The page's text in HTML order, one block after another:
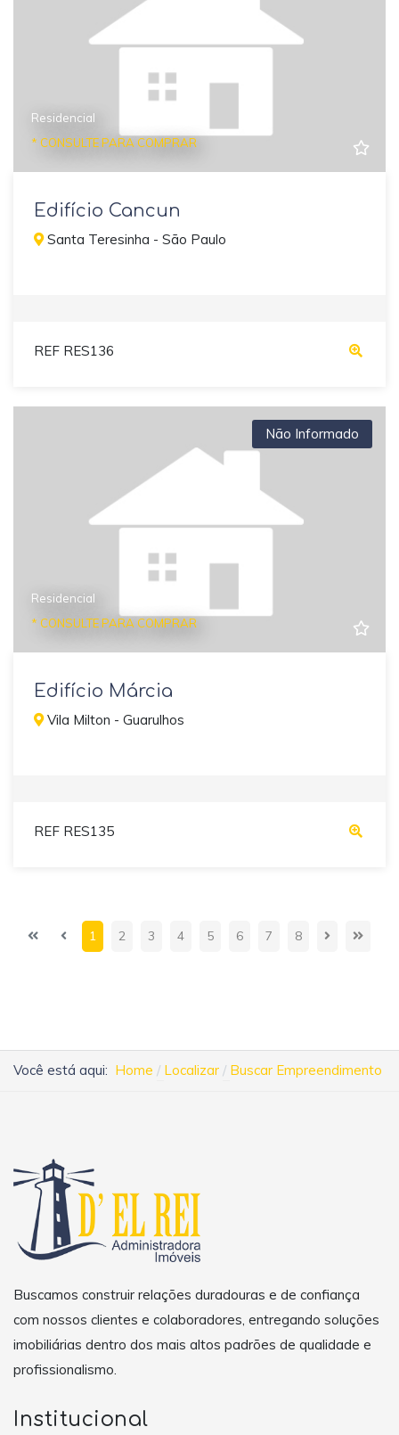
Residencial
* CONSULTE PARA COMPRAR
Edifício Cancun
Santa Teresinha - São Paulo
REF RES136
Não Informado
Residencial
* CONSULTE PARA COMPRAR
Edifício Márcia
Vila Milton - Guarulhos
REF RES135
1 2 3 4 5 6 7 8
Você está aqui: Home Localizar Buscar Empreendimento
Buscamos construir relações duradouras e de confiança
com nossos clientes e colaboradores, entregando soluções
imobiliárias dentro dos mais altos padrões de qualidade e
profissionalismo.
Institucional